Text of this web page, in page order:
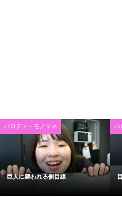
パロディ・モノマネ
巨人に襲われる側目線
パ